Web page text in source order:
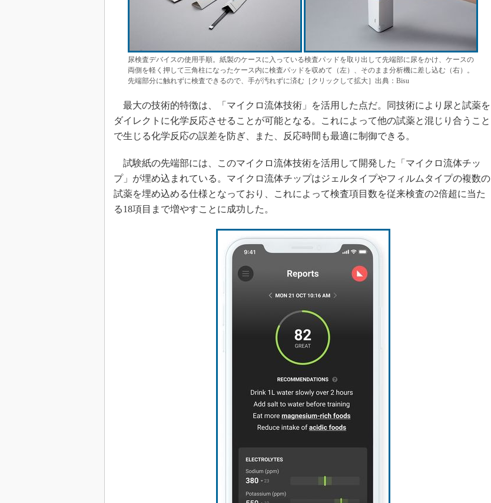
尿検査デバイスの使用手順。紙製のケースに入っている検査パッドを取り出して先端部に尿をかけ、ケースの
両側を軽く押して三角柱になったケース内に検査パッドを収めて（左）、そのまま分析機に差し込む（右）。
先端部分に触れずに検査できるので、手が汚れずに済む［クリックして拡大］出典：Bisu
最大の技術的特徴は、「マイクロ流体技術」を活用した点だ。同技術により尿と試薬を
ダイレクトに化学反応させることが可能となる。これによって他の試薬と混じり合うこと
で生じる化学反応の誤差を防ぎ、また、反応時間も最適に制御できる。
試験紙の先端部には、このマイクロ流体技術を活用して開発した「マイクロ流体チッ
プ」が埋め込まれている。マイクロ流体チップはジェルタイプやフィルムタイプの複数の
試薬を埋め込める仕様となっており、これによって検査項目数を従来検査の2倍超に当た
る18項目まで増やすことに成功した。